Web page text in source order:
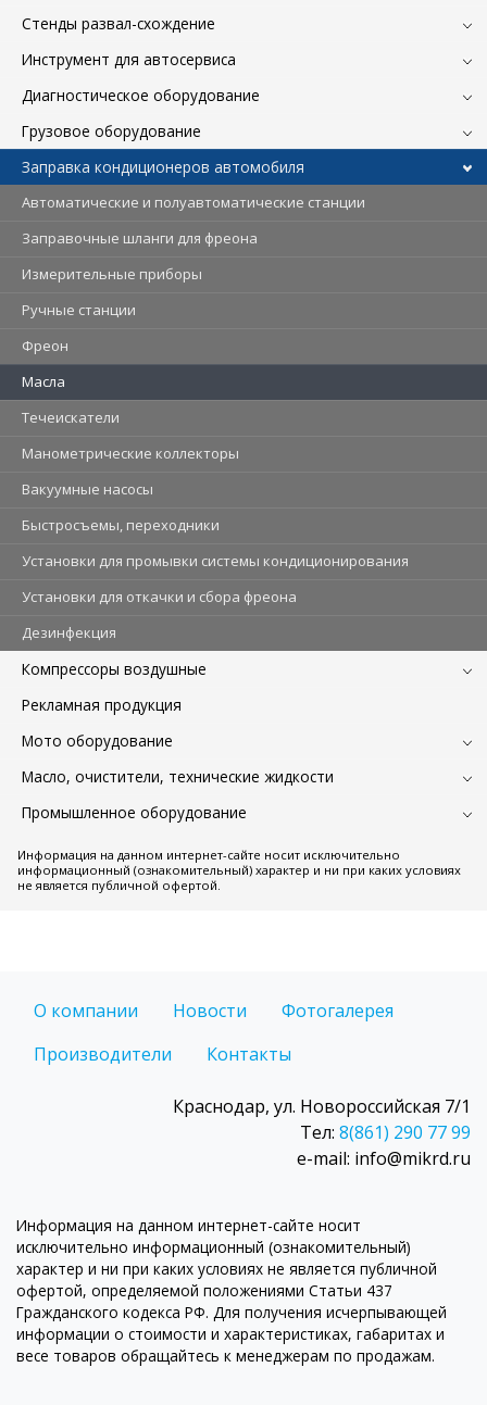
Стенды развал-схождение
Инструмент для автосервиса
Диагностическое оборудование
Грузовое оборудование
Заправка кондиционеров автомобиля
Автоматические и полуавтоматические станции
Заправочные шланги для фреона
Измерительные приборы
Ручные станции
Фреон
Масла
Течеискатели
Манометрические коллекторы
Вакуумные насосы
Быстросъемы, переходники
Установки для промывки системы кондиционирования
Установки для откачки и сбора фреона
Дезинфекция
Компрессоры воздушные
Рекламная продукция
Мото оборудование
Масло, очистители, технические жидкости
Промышленное оборудование
Информация на данном интернет-сайте носит исключительно
информационный (ознакомительный) характер и ни при каких условиях
не является публичной офертой.
О компании Новости
Фотогалерея
Производители
Контакты
Краснодар, ул. Новороссийская 7/1
Тел: 8(861) 290 77 99
e-mail: info@mikrd.ru
Информация на данном интернет-сайте носит
исключительно информационный (ознакомительный)
характер и ни при каких условиях не является публичной
офертой, определяемой положениями Статьи 437
Гражданского кодекса РФ. Для получения исчерпывающей
информации о стоимости и характеристиках, габаритах и
весе товаров обращайтесь к менеджерам по продажам.